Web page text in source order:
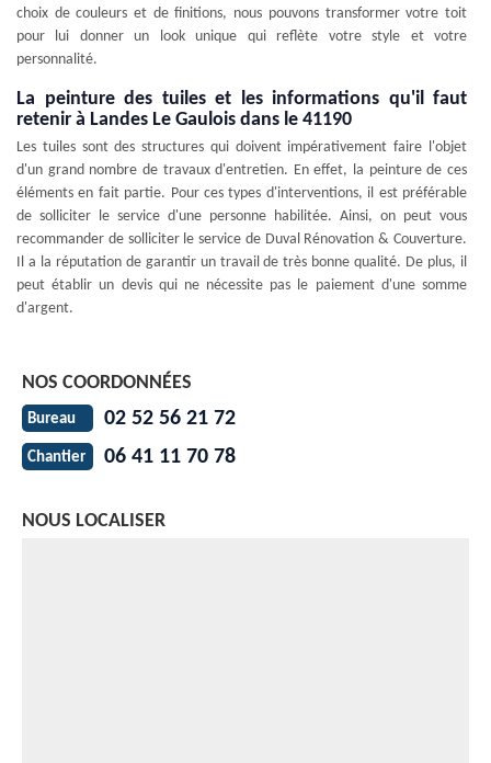
choix de couleurs et de finitions, nous pouvons transformer votre toit
pour lui donner un look unique qui reflète votre style et votre
personnalité.
La peinture des tuiles et les informations qu'il faut
retenir à Landes Le Gaulois dans le 41190
Les tuiles sont des structures qui doivent impérativement faire l'objet
d'un grand nombre de travaux d'entretien. En effet, la peinture de ces
éléments en fait partie. Pour ces types d'interventions, il est préférable
de solliciter le service d'une personne habilitée. Ainsi, on peut vous
recommander de solliciter le service de Duval Rénovation & Couverture.
Il a la réputation de garantir un travail de très bonne qualité. De plus, il
peut établir un devis qui ne nécessite pas le paiement d'une somme
d'argent.
NOS COORDONNÉES
Bureau 02 52 56 21 72
Chantier 06 41 11 70 78
NOUS LOCALISER